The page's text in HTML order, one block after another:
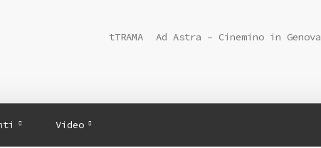
tTRAMA Ad Astra – Cinemino in Genova
Video